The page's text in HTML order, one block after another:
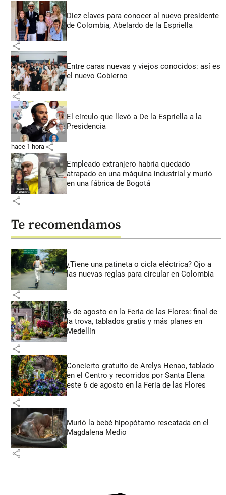
Diez claves para conocer al nuevo presidente
de Colombia, Abelardo de la Espriella
share
Entre caras nuevas y viejos conocidos: así es
el nuevo Gobierno
share
El círculo que llevó a De la Espriella a la
Presidencia
hace 1 hora share
Empleado extranjero habría quedado
atrapado en una máquina industrial y murió
en una fábrica de Bogotá
share
Te recomendamos
¿Tiene una patineta o cicla eléctrica? Ojo a
las nuevas reglas para circular en Colombia
share
6 de agosto en la Feria de las Flores: final de
la trova, tablados gratis y más planes en
Medellín
share
Concierto gratuito de Arelys Henao, tablado
en el Centro y recorridos por Santa Elena
este 6 de agosto en la Feria de las Flores
share
Murió la bebé hipopótamo rescatada en el
Magdalena Medio
share